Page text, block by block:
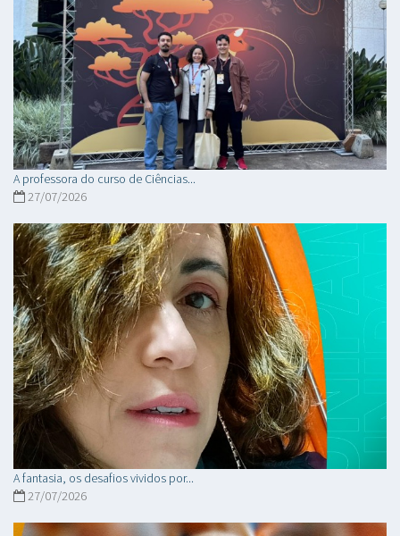
A professora do curso de Ciências...
27/07/2026
A fantasia, os desafios vividos por...
27/07/2026